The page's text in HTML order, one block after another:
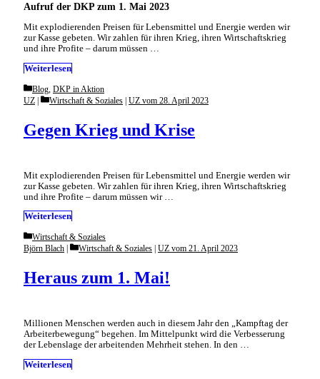
Aufruf der DKP zum 1. Mai 2023
Mit explodierenden Preisen für Lebensmittel und Energie werden wir
zur Kasse gebeten. Wir zahlen für ihren Krieg, ihren Wirtschaftskrieg
und ihre Profite – darum müssen …
Weiterlesen
Categories
Blog, DKP in Aktion
Gegen Krieg und Krise
UZ Categories
Wirtschaft & Soziales UZ vom 28. April 2023
Mit explodierenden Preisen für Lebensmittel und Energie werden wir
zur Kasse gebeten. Wir zahlen für ihren Krieg, ihren Wirtschaftskrieg
und ihre Profite – darum müssen wir …
Weiterlesen
Categories
Wirtschaft & Soziales
Heraus zum 1. Mai!
Björn Blach Categories
Wirtschaft & Soziales UZ vom 21. April 2023
Millionen Menschen werden auch in diesem Jahr den „Kampftag der
Arbeiterbewegung“ begehen. Im Mittelpunkt wird die Verbesserung
der Lebenslage der arbeitenden Mehrheit stehen. In den …
Weiterlesen